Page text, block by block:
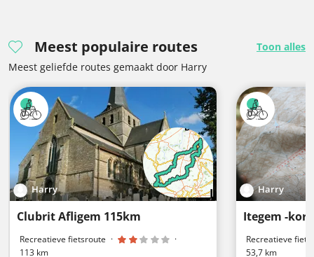
Meest populaire routes
Toon alles
Meest geliefde routes gemaakt door Harry
Harry
Clubrit Afligem 115km
Recreatieve fietsroute ·
·
113 km
Harry
Itegem -
Recreatieve
53,7 km